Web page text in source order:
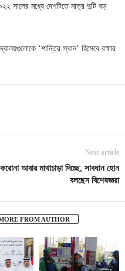
সালের মধ্যে দেশটিতে মাত্র দুটি বড়
‘শান্তির স্থান’ হিসেবে রক্ষার
Next article
করোনা আবার মাথাচাড়া দিচ্ছে, সাবধান হোন
বলছেন বিশেষজ্ঞরা
FROM AUTHOR